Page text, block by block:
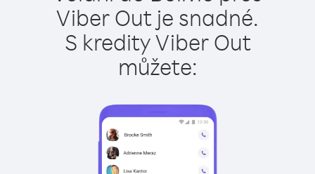
Viber Out je snadné.
S kredity Viber Out
můžete: